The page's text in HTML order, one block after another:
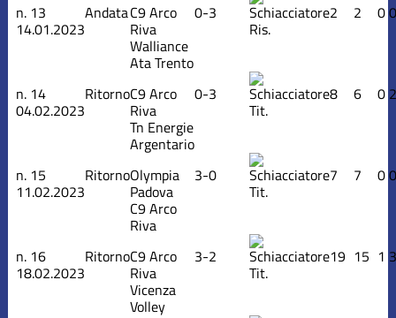
n. 13
14.01.2023
AndataC9 Arco
Riva
Walliance
Ata Trento
0-3
Ris.
2 2 00
n. 14
04.02.2023
RitornoC9 Arco
Riva
Tn Energie
Argentario
0-3
Tit.
8 6 0 2
n. 15
11.02.2023
RitornoOlympia
Padova
C9 Arco
Riva
3-0
Tit.
7 7 00
n. 16
18.02.2023
RitornoC9 Arco
Riva
Vicenza
Volley
3-2
Tit.
19 15 1 3